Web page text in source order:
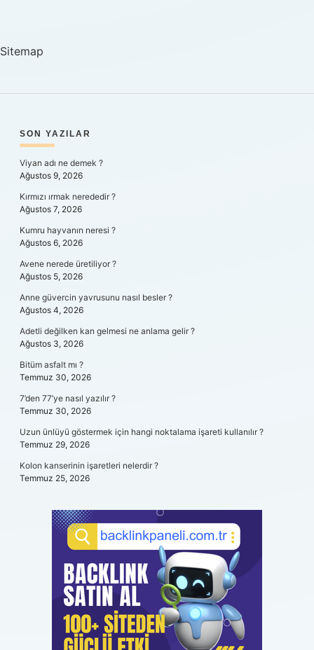
Sitemap
SIDEBAR
SON YAZILAR
Viyan adı ne demek ?
Ağustos 9, 2026
Kırmızı ırmak nerededir ?
Ağustos 7, 2026
Kumru hayvanın neresi ?
Ağustos 6, 2026
Avene nerede üretiliyor ?
Ağustos 5, 2026
Anne güvercin yavrusunu nasıl besler ?
Ağustos 4, 2026
Adetli değilken kan gelmesi ne anlama gelir ?
Ağustos 3, 2026
Bitüm asfalt mı ?
Temmuz 30, 2026
7’den 77’ye nasıl yazılır ?
Temmuz 30, 2026
Uzun ünlüyü göstermek için hangi noktalama işareti kullanılır ?
Temmuz 29, 2026
Kolon kanserinin işaretleri nelerdir ?
Temmuz 25, 2026